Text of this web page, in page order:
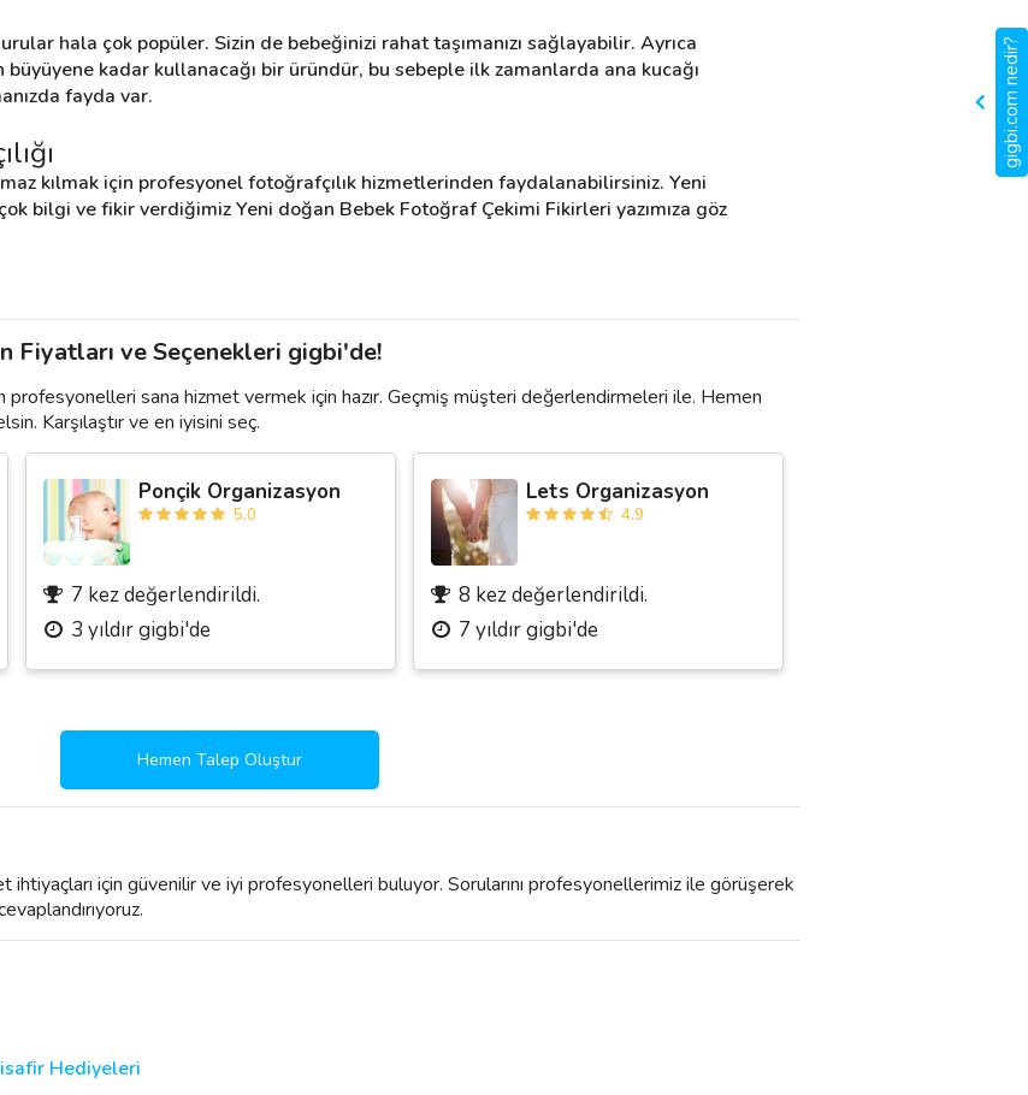
hala çok popüler. Sizin de bebeğinizi rahat taşımanızı sağlayabilir. Ayrıca
büyüyene kadar kullanacağı bir üründür, bu sebeple ilk zamanlarda ana kucağı
fayda var.
kılmak için profesyonel fotoğrafçılık hizmetlerinden faydalanabilirsiniz. Yeni
bilgi ve fikir verdiğimiz Yeni doğan Bebek Fotoğraf Çekimi Fikirleri yazımıza göz
Fiyatları ve Seçenekleri gigbi'de!
sana hizmet vermek için hazır. Geçmiş müşteri değerlendirmeleri ile. Hemen
Karşılaştır ve en iyisini seç.
Ponçik Organizasyon
5.0
7 kez değerlendirildi.
3 yıldır gigbi'de
Lets Organizasyon
4.9
8 kez değerlendirildi.
7 yıldır gigbi'de
Hemen Talep Oluştur
için güvenilir ve iyi profesyonelleri buluyor. Sorularını profesyonellerimiz ile görüşerek
Hediyeleri
gigbi.com nedir?